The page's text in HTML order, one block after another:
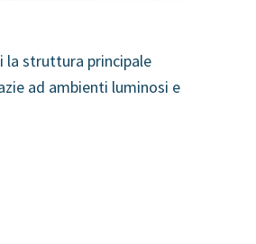
la struttura principale
ad ambienti luminosi e